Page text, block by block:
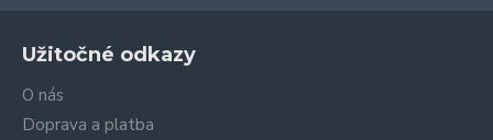
Užitočné odkazy
O nás
Doprava a platba